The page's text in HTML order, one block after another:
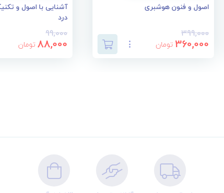
اصول و فنون هوشبری
399,000
360,000 تومان
آشنایی با اصول و
درد
99,000
88,000 تومان